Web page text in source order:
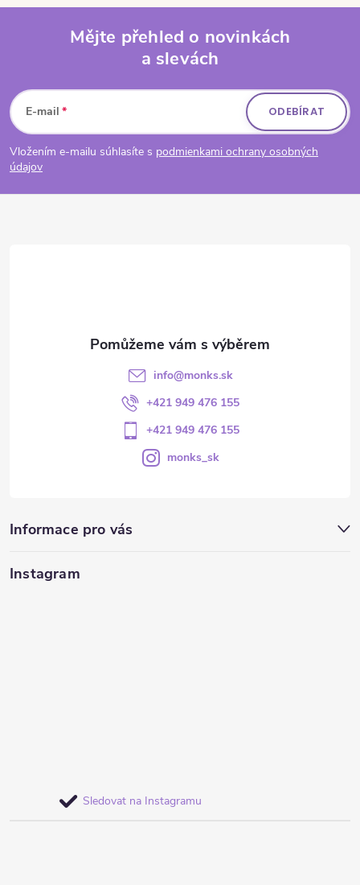
Mějte přehled o novinkách
a slevách
E-mail
Vložením e-mailu súhlasíte s podmienkami ochrany osobných
údajov
ODEBÍRAT
Informace pro vás
info@monks.sk
+421 949 476 155
+421 949 476 155
monks_sk
Instagram
Sledovat na Instagramu